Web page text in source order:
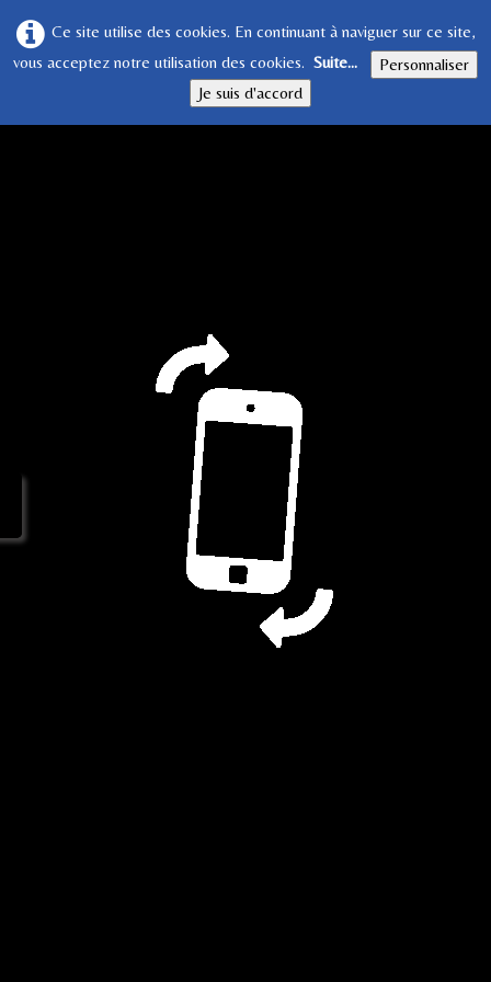
Ce site utilise des cookies. En continuant à naviguer sur ce site,
vous acceptez notre utilisation des cookies. Suite...
Personnaliser
Je suis d'accord